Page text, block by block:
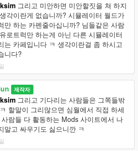
그리고 미안하면 미안할짓을 쳐 하지
각이란게 없습니까? 시뮬레이터 월드가
만 하는 카펜줄아십니까? 님들같은 사람
로트럭만 하는게 아닌 다른 시뮬레이터
는 카페입니다 ㅋ 생각이란걸 좀 하시고
니다?
제작자
그리고 기다리는 사람들은 그쪽들밖
할말이 그리많으면 심월에서 직접 하세
람들 다 활동하는 Mods 사이트에서 나
말고 싸우기도 싫으니깐 ㅋ